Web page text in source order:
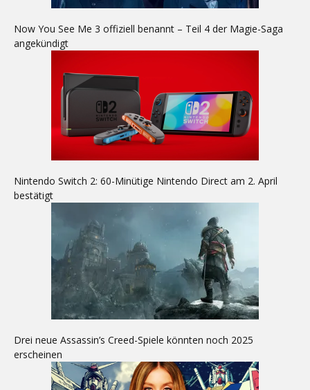
Now You See Me 3 offiziell benannt – Teil 4 der Magie-Saga
angekündigt
Nintendo Switch 2: 60-Minütige Nintendo Direct am 2. April
bestätigt
Drei neue Assassin’s Creed-Spiele könnten noch 2025
erscheinen